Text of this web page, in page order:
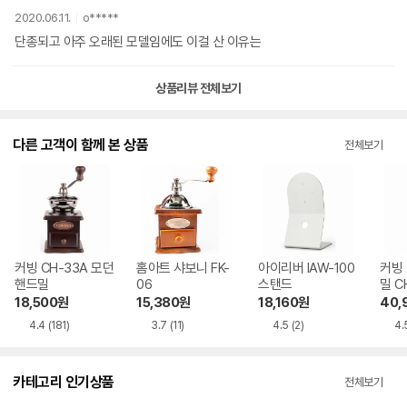
2020.06.11. o*****
단종되고 아주 오래된 모델임에도 이걸 산 이유는
상품리뷰 전체보기
다른 고객이 함께 본 상품 전체보기
커빙 CH-33A 모던
핸드밀
18,500원
4.4 (181)
홈아트 샤보니 FK-
06
15,380원
3.7 (11)
아이리버 IAW-100
스탠드
18,160원
4.5 (2)
커빙
밀
카테고리 인기상품 전체보기